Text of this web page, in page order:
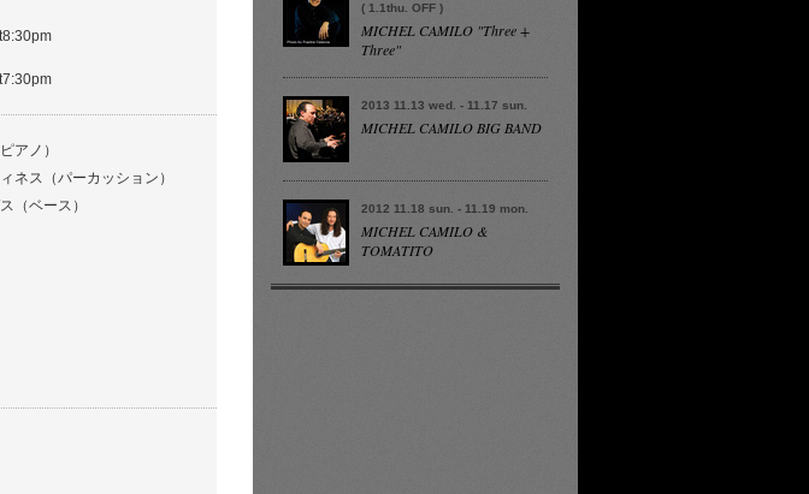
アノ）
ネス（パーカッション）
（ベース）
( 1.1thu. OFF )
MICHEL CAMILO "Three +
Three"
2013 11.13 wed. - 11.17 sun.
MICHEL CAMILO BIG BAND
2012 11.18 sun. - 11.19 mon.
MICHEL CAMILO &
TOMATITO